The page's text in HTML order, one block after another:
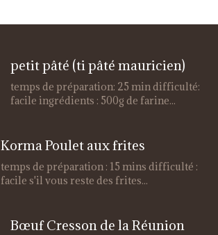
petit pâté (ti pâté mauricien)
temps de préparation: 25 min difficulté:
facile ingrédients : 500g de farine...
Korma Poulet aux frites
temps de préparation : 15 mins difficulté :
facile s'il vous reste des frites...
Bœuf Cresson de la Réunion